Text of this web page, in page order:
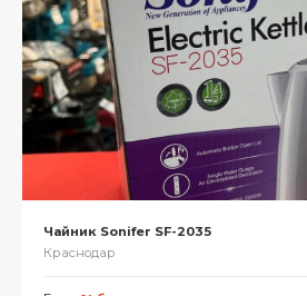
Чайник Sonifer SF-2035
Краснодар